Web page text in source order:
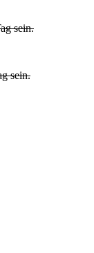
sein.
sein.